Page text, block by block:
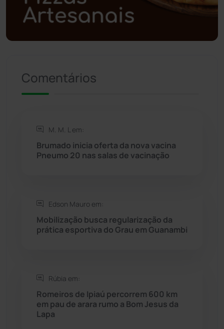
Política (03)
Presidente Jânio Qu... (125)
Rio de Contas
Rio do Antônio
Rio do Pires
Seabra
Sebastião Laranjeiras (96)
Tanhaçu
Comentários
M. M. L em:
Brumado inicia oferta da nova vacina
Pneumo 20 nas salas de vacinação
Edson Mauro em:
Mobilização busca regularização da
prática esportiva do Grau em Guanambi
Rúbia em:
Romeiros de Ipiaú percorrem 600 km
em pau de arara rumo a Bom Jesus da
Lapa